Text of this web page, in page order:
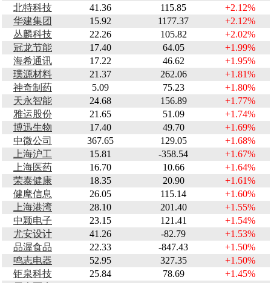
北特科技
41.36 115.85
+2.12%
华建集团
15.92 1177.37
+2.12%
丛麟科技
22.26 105.82
+2.02%
冠龙节能
17.40 64.05
+1.99%
海希通讯
17.22 46.62
+1.95%
璞源材料
21.37 262.06
+1.81%
神奇制药
5.09 75.23
+1.80%
天永智能
24.68 156.89
+1.77%
雅运股份
21.65 51.09
+1.74%
博迅生物
17.40 49.70
+1.69%
中微公司
367.65 129.05
+1.68%
上海沪工
15.81 -358.54
+1.67%
上海医药
16.70 10.66
+1.64%
荣泰健康
18.35 20.90
+1.61%
健麾信息
26.05 115.14
+1.60%
上海港湾
28.10 201.40
+1.55%
中颖电子
23.15 121.41
+1.54%
尤安设计
41.26 -82.79
+1.53%
品渥食品
22.33 -847.43
+1.50%
鸣志电器
52.95 327.35
+1.50%
钜泉科技
25.84 78.69
+1.45%